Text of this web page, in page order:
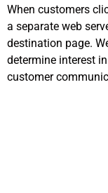
When customers
a separate web
destination page.
determine interest
customer